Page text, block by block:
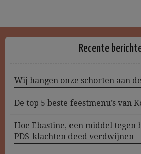
Recente
Wij hangen onze schorten aan
De top 5 beste feestmenu’s van
Hoe Ebastine, een middel tegen
PDS-klachten deed verdwijnen